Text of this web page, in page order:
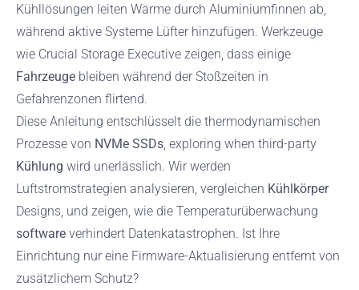
Kühllösungen leiten Wärme durch Aluminiumfinnen ab,
während aktive Systeme Lüfter hinzufügen. Werkzeuge
wie Crucial Storage Executive zeigen, dass einige
Fahrzeuge bleiben während der Stoßzeiten in
Gefahrenzonen flirtend.
Diese Anleitung entschlüsselt die thermodynamischen
Prozesse von NVMe SSDs, exploring when third-party
Kühlung wird unerlässlich. Wir werden
Luftstromstrategien analysieren, vergleichen Kühlkörper
Designs, und zeigen, wie die Temperaturüberwachung
software verhindert Datenkatastrophen. Ist Ihre
Einrichtung nur eine Firmware-Aktualisierung entfernt von
zusätzlichem Schutz?